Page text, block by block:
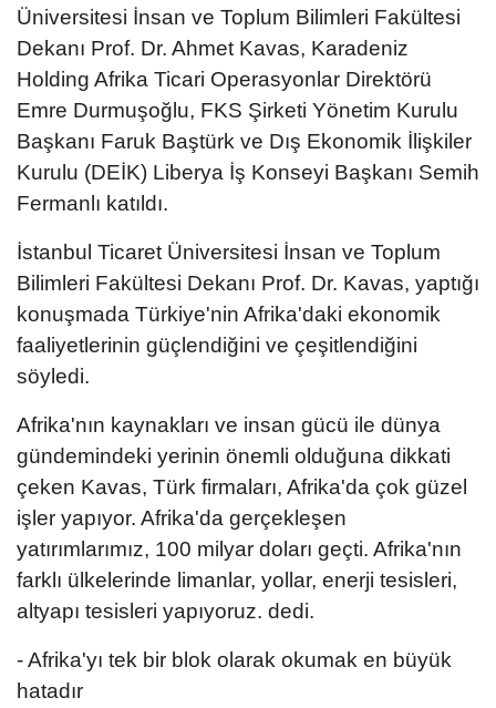
Üniversitesi İnsan ve Toplum Bilimleri Fakültesi
Dekanı Prof. Dr. Ahmet Kavas, Karadeniz
Holding Afrika Ticari Operasyonlar Direktörü
Emre Durmuşoğlu, FKS Şirketi Yönetim Kurulu
Başkanı Faruk Baştürk ve Dış Ekonomik İlişkiler
Kurulu (DEİK) Liberya İş Konseyi Başkanı Semih
Fermanlı katıldı.
İstanbul Ticaret Üniversitesi İnsan ve Toplum
Bilimleri Fakültesi Dekanı Prof. Dr. Kavas, yaptığı
konuşmada Türkiye'nin Afrika'daki ekonomik
faaliyetlerinin güçlendiğini ve çeşitlendiğini
söyledi.
Afrika'nın kaynakları ve insan gücü ile dünya
gündemindeki yerinin önemli olduğuna dikkati
çeken Kavas, Türk firmaları, Afrika'da çok güzel
işler yapıyor. Afrika'da gerçekleşen
yatırımlarımız, 100 milyar doları geçti. Afrika'nın
farklı ülkelerinde limanlar, yollar, enerji tesisleri,
altyapı tesisleri yapıyoruz. dedi.
- Afrika'yı tek bir blok olarak okumak en büyük
hatadır